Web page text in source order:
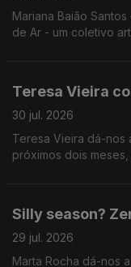
Mariana Baião
de Ar - um coletivo
Teresa Vieira
30 jul. 2026
Teresa Vieira dá-
próximos dois
Silly season?
29 jul. 2026
Marta Rocha dá-nos